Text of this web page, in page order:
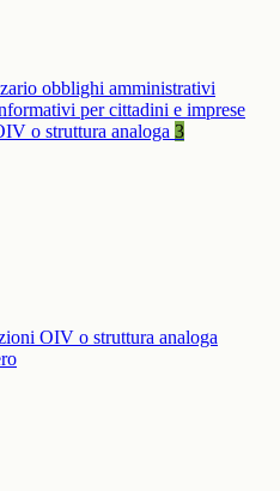
obblighi amministrativi
per cittadini e imprese
o struttura analoga 3
OIV o struttura analoga